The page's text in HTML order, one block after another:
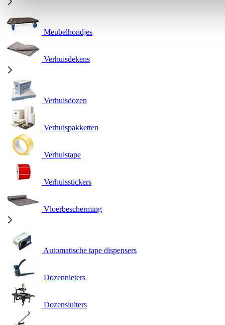
Meubelhondjes
Verhuisdekens
Verhuisdozen
Verhuispakketten
Verhuistape
Verhuisstickers
Vloerbescherming
Automatische tape dispensers
Dozennieters
Dozensluiters